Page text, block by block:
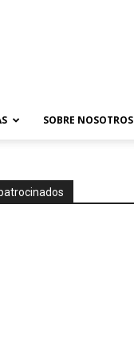
SOBRE NOSOTROS